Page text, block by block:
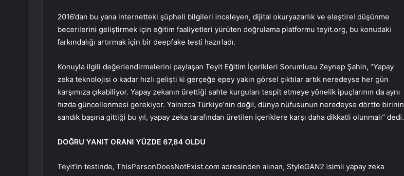
2016’dan bu yana internetteki şüpheli bilgileri inceleyen, dijital okuryazarlık ve eleştirel düşünme
becerilerini geliştirmek için eğitim faaliyetleri yürüten doğrulama platformu teyit.org, bu konudaki
farkındalığı artırmak için bir deepfake testi hazırladı.
Konuyla ilgili değerlendirmelerini paylaşan Teyit Eğitim İçerikleri Sorumlusu Zeynep Şahin, “Yapay
zeka teknolojisi o kadar hızlı gelişti ki gerçeğe epey yakın görsel çıktılar artık neredeyse her gün
karşımıza çıkabiliyor. Yapay zekanın ürettiği sahte kurguları tespit etmeye yönelik ipuçlarının da aynı
hızda güncellenmesi gerekiyor. Yalnızca Türkiye’nin değil, dünya nüfusunun neredeyse dörtte birinin
sandık başına gittiği bu yıl, yapay zeka tarafından üretilen içeriklere karşı daha dikkatli olunmalı” dedi.
DOĞRU YANIT ORANI YÜZDE 67,84 OLDU
Teyit’in testinde, ThisPersonDoesNotExist.com adresinden alınan, StyleGAN2 isimli yapay zeka